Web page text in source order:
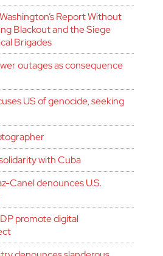
Report Without
Blackout and the Siege
Brigades
outages as consequence
US of genocide, seeking
with Cuba
Canel denounces U.S.
promote digital